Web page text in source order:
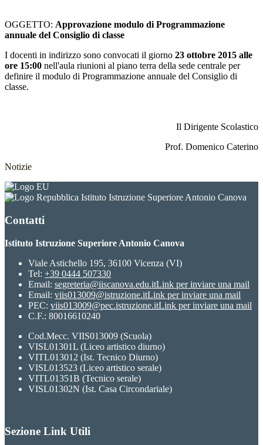
OGGETTO: Approvazione modulo di Programmazione
annuale del Consiglio di classe
I docenti in indirizzo sono convocati il giorno 23 ottobre 2015 alle
ore 15:00 nell'aula riunioni al piano terra della sede centrale per
definire il modulo di Programmazione annuale del Consiglio di
classe.
Il Dirigente Scolastico
Prof. Domenico Caterino
Notizie
Istituto Istruzione Superiore Antonio Canova
Contatti
Istituto Istruzione Superiore Antonio Canova
Viale Astichello 195, 36100 Vicenza (VI)
Tel: +39 0444 507330
Email: segreteria@iiscanova.edu.itLink per inviare una mail
Email: viis013009@istruzione.itLink per inviare una mail
PEC: viis013009@pec.istruzione.itLink per inviare una mail
C.F.: 80016610240
Cod.Mecc. VIIS013009 (Scuola)
VISL01301L (Liceo artistico diurno)
VITL013012 (Ist. Tecnico Diurno)
VISL013523 (Liceo artistico serale)
VITL01351B (Tecnico serale)
VISL01302N (Ist. Casa Circondariale)
Sezione Link Utili